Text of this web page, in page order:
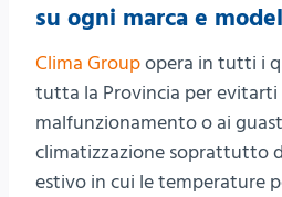
su ogni marca e
Clima Groupopera in tutti i
tutta la Provincia per evitarti
malfunzionamento o ai
climatizzazione soprattutto
estivo in cui le temperature